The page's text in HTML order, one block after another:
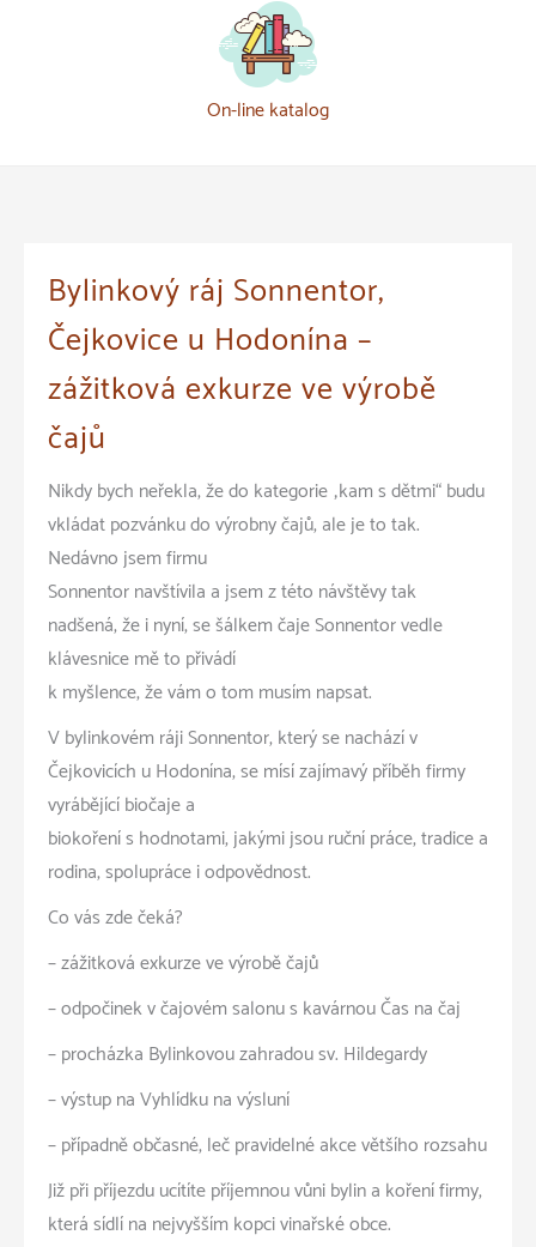
On-line katalog
Bylinkový ráj Sonnentor,
Čejkovice u Hodonína –
zážitková exkurze ve výrobě
čajů
Nikdy bych neřekla, že do kategorie „kam s dětmi“ budu
vkládat pozvánku do výrobny čajů, ale je to tak.
Nedávno jsem firmu
Sonnentor navštívila a jsem z této návštěvy tak
nadšená, že i nyní, se šálkem čaje Sonnentor vedle
klávesnice mě to přivádí
k myšlence, že vám o tom musím napsat.
V bylinkovém ráji Sonnentor, který se nachází v
Čejkovicích u Hodonína, se mísí zajímavý příběh firmy
vyrábějící biočaje a
biokoření s hodnotami, jakými jsou ruční práce, tradice a
rodina, spolupráce i odpovědnost.
Co vás zde čeká?
– zážitková exkurze ve výrobě čajů
– odpočinek v čajovém salonu s kavárnou Čas na čaj
– procházka Bylinkovou zahradou sv. Hildegardy
– výstup na Vyhlídku na výsluní
– případně občasné, leč pravidelné akce většího rozsahu
Již při příjezdu ucítíte příjemnou vůni bylin a koření firmy,
která sídlí na nejvyšším kopci vinařské obce.